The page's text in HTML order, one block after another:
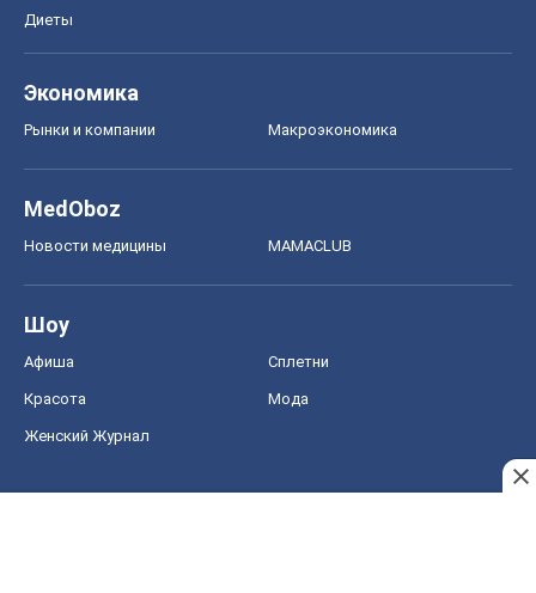
Диеты
Экономика
Рынки и компании Mакроэкономика
MedOboz
Новости медицины MAMACLUB
Шоу
Афиша Сплетни
Красота Мода
Женский Журнал